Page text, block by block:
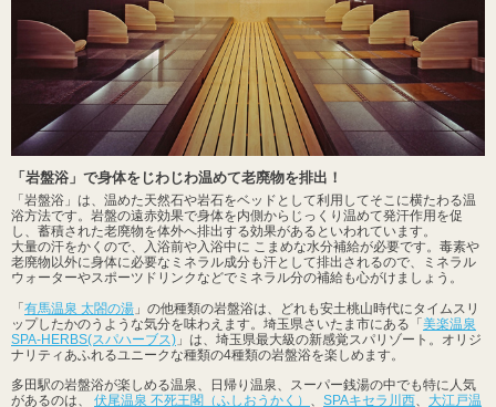
「岩盤浴」で身体をじわじわ温めて老廃物を排出！
「岩盤浴」は、温めた天然石や岩石をベッドとして利用してそこに横たわる温
浴方法です。岩盤の遠赤効果で身体を内側からじっくり温めて発汗作用を促
し、蓄積された老廃物を体外へ排出する効果があるといわれています。
大量の汗をかくので、入浴前や入浴中に こまめな水分補給が必要です。毒素や
老廃物以外に身体に必要なミネラル成分も汗として排出されるので、ミネラル
ウォーターやスポーツドリンクなどでミネラル分の補給も心がけましょう。
「 有馬温泉 太閤の湯 」の他種類の岩盤浴は、どれも安土桃山時代にタイムスリ
ップしたかのうような気分を味わえます。埼玉県さいたま市にある「 美楽温泉
SPA-HERBS(スパハーブス) 」は、埼玉県最大級の新感覚スパリゾート。オリジ
ナリティあふれるユニークな種類の4種類の岩盤浴を楽しめます。
多田駅の岩盤浴が楽しめる温泉、日帰り温泉、スーパー銭湯の中でも特に人気
があるのは、 伏尾温泉 不死王閣（ふしおうかく） 、 SPAキセラ川西、 大江戸温